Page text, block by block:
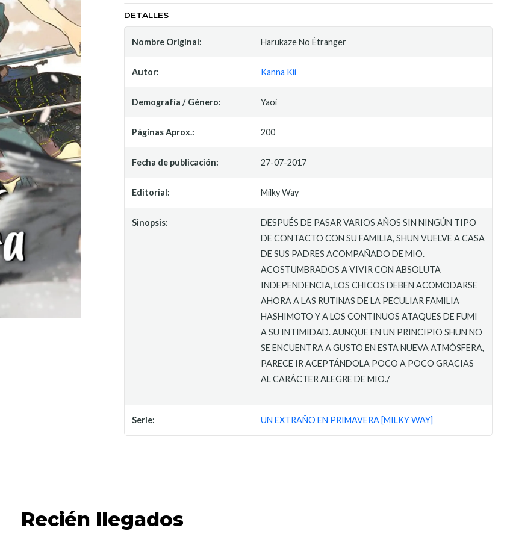
DETALLES
Nombre Original: Harukaze No Étranger
Autor: Kanna Kii
Demografía / Género: Yaoi
Páginas Aprox.: 200
Fecha de publicación: 27-07-2017
Editorial: Milky Way
Sinopsis:
DESPUÉS DE PASAR VARIOS AÑOS SIN NINGÚN TIPO
DE CONTACTO CON SU FAMILIA, SHUN VUELVE A CASA
DE SUS PADRES ACOMPAÑADO DE MIO.
ACOSTUMBRADOS A VIVIR CON ABSOLUTA
INDEPENDENCIA, LOS CHICOS DEBEN ACOMODARSE
AHORA A LAS RUTINAS DE LA PECULIAR FAMILIA
HASHIMOTO Y A LOS CONTINUOS ATAQUES DE FUMI
A SU INTIMIDAD. AUNQUE EN UN PRINCIPIO SHUN NO
SE ENCUENTRA A GUSTO EN ESTA NUEVA ATMÓSFERA,
PARECE IR ACEPTÁNDOLA POCO A POCO GRACIAS
AL CARÁCTER ALEGRE DE MIO./
Serie: UN EXTRAÑO EN PRIMAVERA [MILKY WAY]
Recién llegados